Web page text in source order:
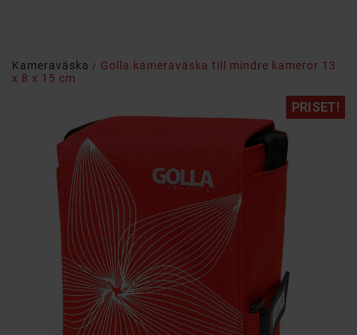
Kameraväska
Golla kameraväska till mindre kameror 13
x 8 x 15 cm
PRISET!